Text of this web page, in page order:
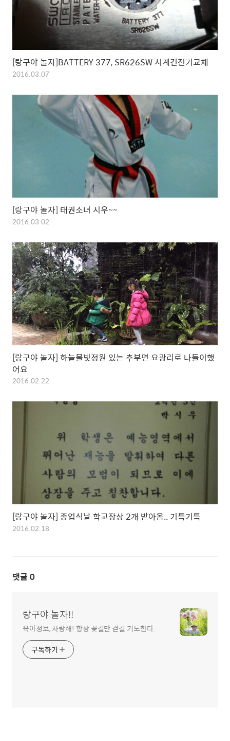
[랑구야 놀자]BATTERY 377, SR626SW 시계건전기교체
2016.03.07
[랑구야 놀자] 태권소녀 시우~~
2016.03.02
[랑구야 놀자] 하늘물빛정원 있는 추부면 요광리로 나들이했
어요
2016.02.22
[랑구야 놀자] 종업식날 학교장상 2개 받아옴.. 기특기특
2016.02.18
댓글 0
랑구야 놀자!!
육아정보, 사랑해! 항상 꽃길만 걷길 기도한다.
구독하기